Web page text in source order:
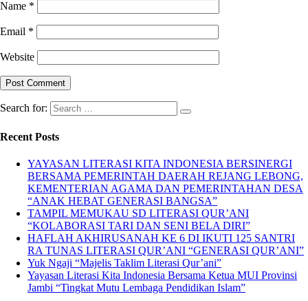
Name *
Email *
Website
Search for:
Recent Posts
YAYASAN LITERASI KITA INDONESIA BERSINERGI
BERSAMA PEMERINTAH DAERAH REJANG LEBONG,
KEMENTERIAN AGAMA DAN PEMERINTAHAN DESA
“ANAK HEBAT GENERASI BANGSA”
TAMPIL MEMUKAU SD LITERASI QUR’ANI
“KOLABORASI TARI DAN SENI BELA DIRI”
HAFLAH AKHIRUSANAH KE 6 DI IKUTI 125 SANTRI
RA TUNAS LITERASI QUR’ANI “GENERASI QUR’ANI”
Yuk Ngaji “Majelis Taklim Literasi Qur’ani”
Yayasan Literasi Kita Indonesia Bersama Ketua MUI Provinsi
Jambi “Tingkat Mutu Lembaga Pendidikan Islam”